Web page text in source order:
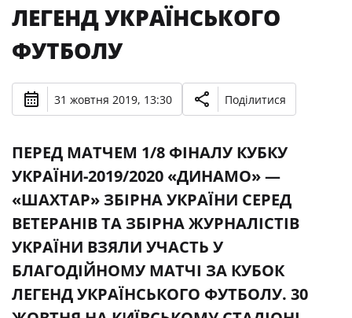
ЛЕГЕНД УКРАЇНСЬКОГО
ФУТБОЛУ
31 жовтня 2019, 13:30 Поділитися
ПЕРЕД МАТЧЕМ 1/8 ФІНАЛУ КУБКУ
УКРАЇНИ-2019/2020 «ДИНАМО» —
«ШАХТАР» ЗБІРНА УКРАЇНИ СЕРЕД
ВЕТЕРАНІВ ТА ЗБІРНА ЖУРНАЛІСТІВ
УКРАЇНИ ВЗЯЛИ УЧАСТЬ У
БЛАГОДІЙНОМУ МАТЧІ ЗА КУБОК
ЛЕГЕНД УКРАЇНСЬКОГО ФУТБОЛУ. 30